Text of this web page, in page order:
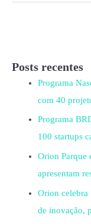
Posts recentes
Programa
com 40
Programa
100 startups
Orion Parque
apresentam
Orion celebra
de inovação,